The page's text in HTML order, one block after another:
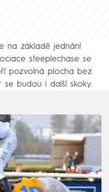
na základě jednání
steeplechase se
pozvolná plocha bez
se budou i další skoky.